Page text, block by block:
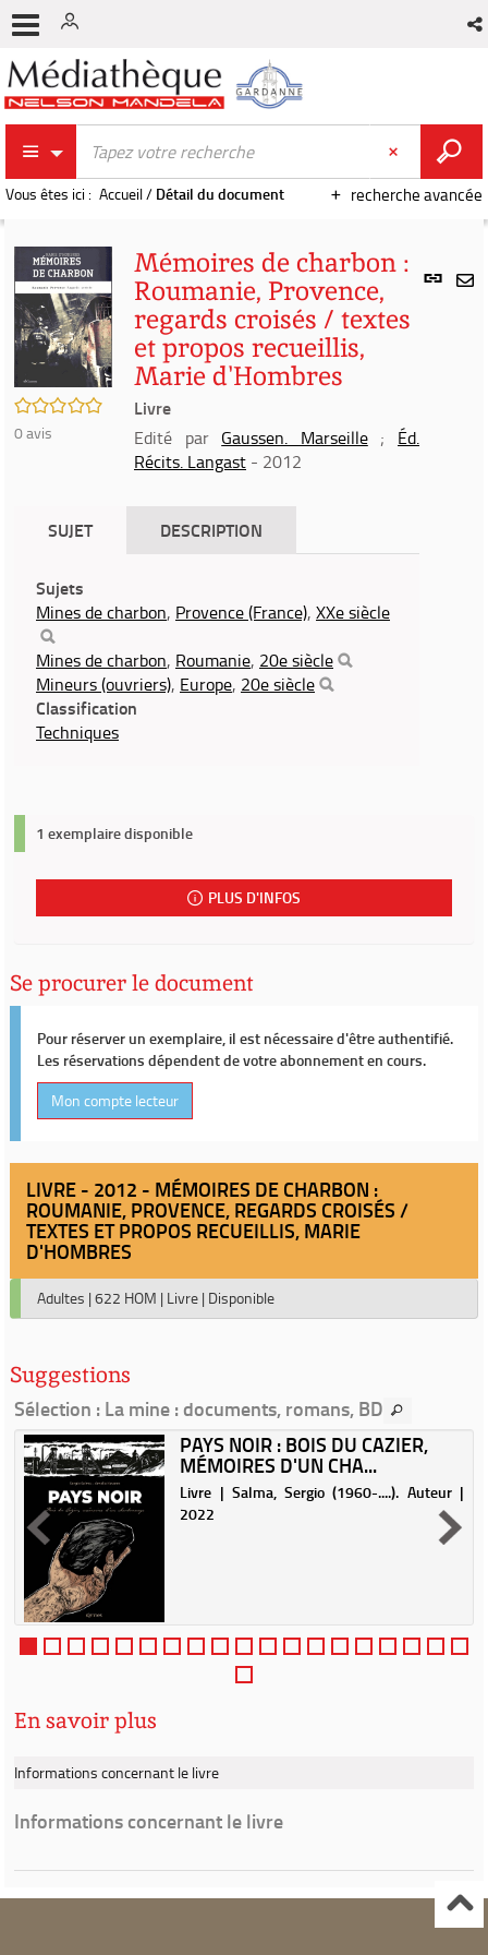
recherche avancée
Vous êtes ici : Accueil/ Détail du document
Lien
/5
0avis
Mémoires de charbon :
Roumanie, Provence,
regards croisés / textes
et propos recueillis,
Marie d'Hombres
Livre
Edité par Gaussen. Marseille; Éd.
Récits. Langast - 2012
SUJET DESCRIPTION
Sujets
Mines de charbon, Provence (France), XXe siècle
Mines de charbon, Roumanie, 20e siècle
Mineurs (ouvriers), Europe, 20e siècle
Classification
Techniques
1 exemplaire disponible
PLUS D'INFOS
Se procurer le document
Pour réserver un exemplaire, il est nécessaire d'être authentifié.
Les réservations dépendent de votre abonnement en cours.
Mon compte lecteur
LIVRE - 2012 - MÉMOIRES DE CHARBON :
ROUMANIE, PROVENCE, REGARDS CROISÉS /
TEXTES ET PROPOS RECUEILLIS, MARIE
D'HOMBRES
Adultes | 622 HOM | Livre | Disponible
Suggestions
Sélection : La mine : documents, romans, BD
PAYS NOIR : BOIS DU CAZIER,
MÉMOIRES D'UN CHA...
Livre | Salma, Sergio (1960-....). Auteur |
2022
En savoir plus
Informations concernant le livre
Informations concernant le livre